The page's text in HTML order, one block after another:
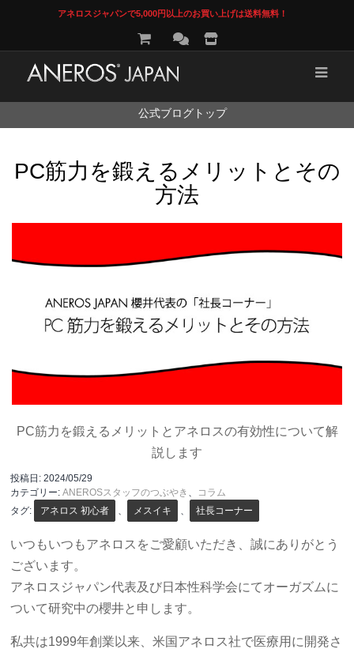
アネロスジャパンで5,000円以上のお買い上げは送料無料！
公式ブログトップ
PC筋力を鍛えるメリットとその
方法
PC筋力を鍛えるメリットとアネロスの有効性について解
説します
投稿日:2024/05/29
カテゴリー:ANEROSスタッフのつぶやき 、
コラム
タグ:
アネロス 初心者 、 メスイキ 、 社長コーナー
いつもいつもアネロスをご愛顧いただき、誠にありがとう
ございます。
アネロスジャパン代表及び日本性科学会にてオーガズムに
ついて研究中の櫻井と申します。
私共は1999年創業以来、米国アネロス社で医療用に開発さ